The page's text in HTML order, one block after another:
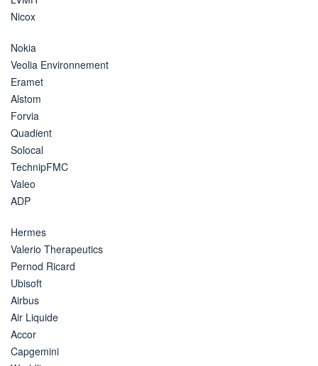
Nicox
Nokia
Veolia Environnement
Eramet
Alstom
Forvia
Quadient
Solocal
TechnipFMC
Valeo
ADP
Hermes
Valerio Therapeutics
Pernod Ricard
Ubisoft
Airbus
Air Liquide
Accor
Capgemini